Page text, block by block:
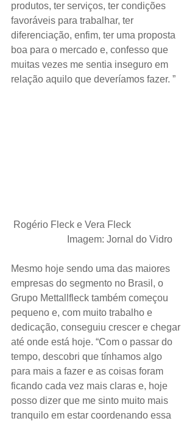
produtos, ter serviços, ter condições
favoráveis para trabalhar, ter
diferenciação, enfim, ter uma proposta
boa para o mercado e, confesso que
muitas vezes me sentia inseguro em
relação aquilo que deveríamos fazer. ”
Rogério Fleck e Vera Fleck
Imagem: Jornal do Vidro
Mesmo hoje sendo uma das maiores
empresas do segmento no Brasil, o
Grupo Mettallfleck também começou
pequeno e, com muito trabalho e
dedicação, conseguiu crescer e chegar
até onde está hoje. “Com o passar do
tempo, descobri que tínhamos algo
para mais a fazer e as coisas foram
ficando cada vez mais claras e, hoje
posso dizer que me sinto muito mais
tranquilo em estar coordenando essa